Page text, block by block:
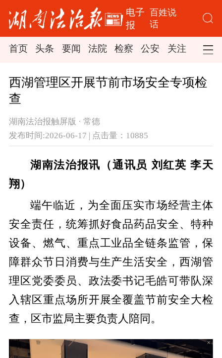
电子
报
百姓说
话
首页 头条 要闻 法院 检察 公安 关注 司法
西湖管理区开展节前市场安全专项检
查
湖南法治报触屏版 · 常德
发布时间:2026-06-17 | 点击量：10885
湖南法治报讯（通讯员 刘红英 李天
翔）
端午临近，为全面压实市场经营主体
安全责任，统筹抓好食品药品安全、特种
设备、燃气、重点工业品全链条监管，保
障群众节日消费与生产生活安全，西湖管
理区党委委员、政法委书记毛皓可带队深
入辖区重点场所开展全覆盖节前安全大检
查，区市监局主要负责人陪同。